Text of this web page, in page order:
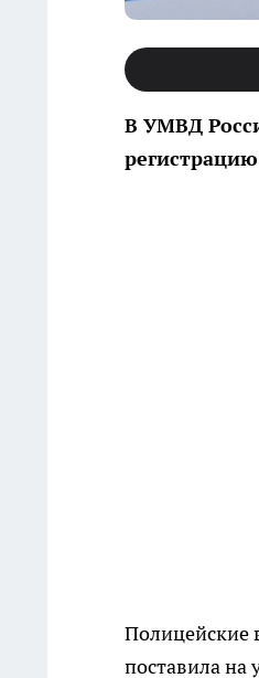
В УМВД
Полицейские
поставила на